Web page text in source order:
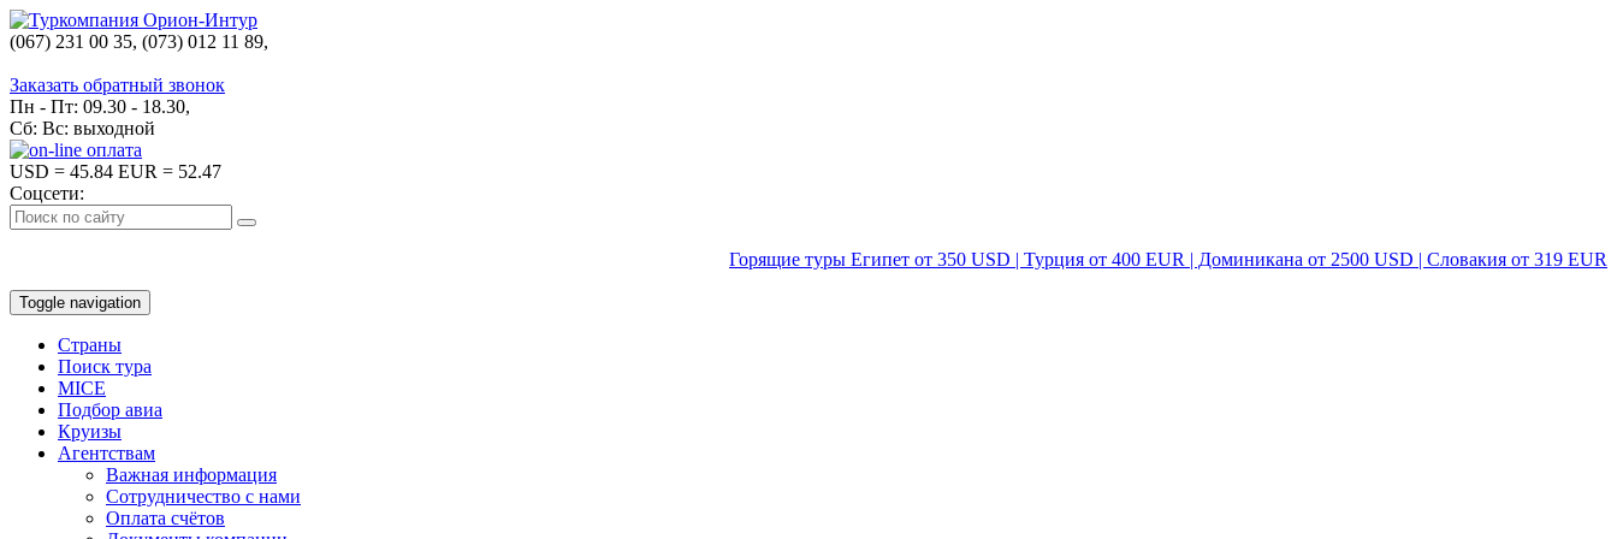
(067) 231 00 35, (073) 012 11 89,
Заказать обратный звонок
Пн - Пт: 09.30 - 18.30,
Сб: Вс: выходной
USD = 45.84 EUR = 52.47
Соцсети:
Горящие туры Египет от 350 USD | Турция от 400 EUR | Доминикана от 2500 USD | Словакия от 319 EUR
Toggle navigation
Страны
Поиск тура
MICE
Подбор авиа
Круизы
Агентствам
Важная информация
Сотрудничество с нами
Оплата счётов